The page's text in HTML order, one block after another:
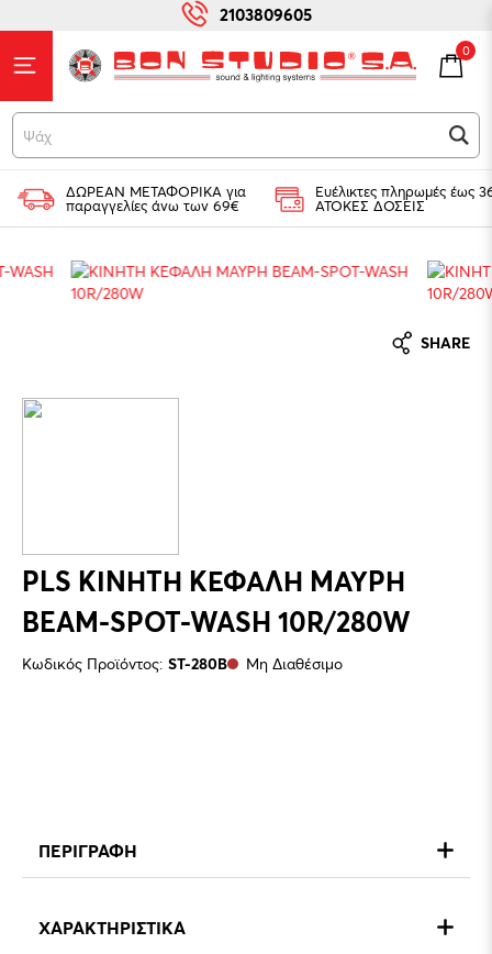
2103809605
0
Ψάχνει
ΔΩΡΕΑΝ ΜΕΤΑΦΟΡΙΚΑ για
παραγγελίες άνω των 69€
Ευέλικτες πληρωμές έως
ΑΤΟΚΕΣ ΔΟΣΕΙΣ
SHARE
PLS ΚΙΝΗΤΗ ΚΕΦΑΛΗ ΜΑΥΡΗ
BEAM-SPOT-WASH 10R/280W
Κωδικός Προϊόντος: ST-280B Μη Διαθέσιμο
ΠΕΡΙΓΡΑΦΗ
ΧΑΡΑΚΤΗΡΙΣΤΙΚΑ